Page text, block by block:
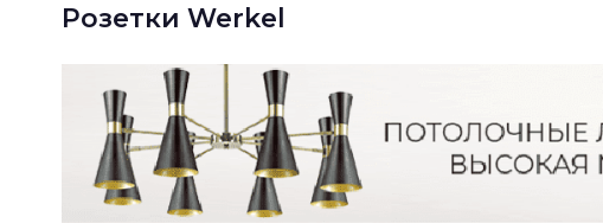
Розетки Werkel